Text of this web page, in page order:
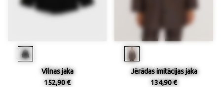
Vilnas jaka
152,90 €
Jērādas imitācijas jaka
134,90 €